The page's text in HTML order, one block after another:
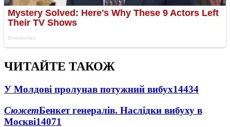
ЧИТАЙТЕ ТАКОЖ
У Молдові пролунав потужний вибух14434
СюжетБенкет генералів. Наслідки вибуху в
Москві14071